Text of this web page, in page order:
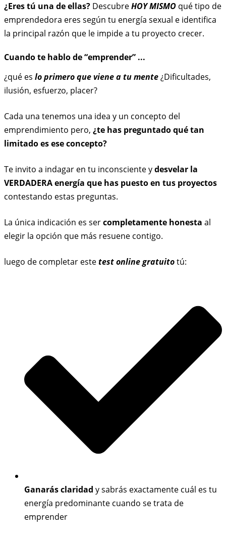
¿Eres tú una de ellas? DescubreHOY MISMO qué tipo de
emprendedora eres según tu energía sexual e identifica
la principal razón que le impide a tu proyecto crecer.
Cuando te hablo de “emprender” ...
¿qué es lo primero que viene a tu mente¿Dificultades,
ilusión, esfuerzo, placer?
Cada una tenemos una idea y un concepto del
emprendimiento pero, ¿te has preguntado qué tan
limitado es ese concepto?
Te invito a indagar en tu inconsciente ydesvelar la
VERDADERA energía que has puesto en tus proyectos
contestando estas preguntas.
La única indicación es sercompletamente honesta al
elegir la opción que más resuene contigo.
luego de completar estetest online gratuitotú:
Ganarás claridad y sabrás exactamente cuál es tu
energía predominante cuando se trata de
emprender